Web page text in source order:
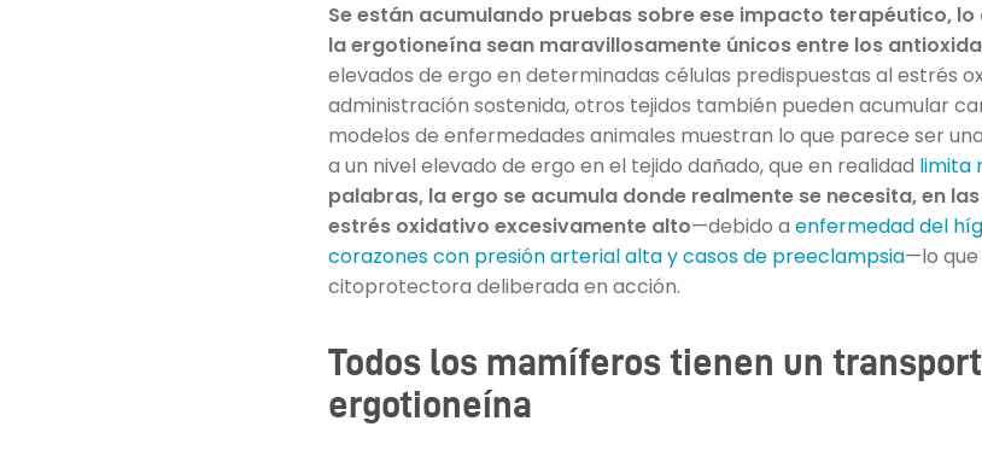
Se están acumulando pruebas sobre ese impacto terapéutico,
la ergotioneína sean maravillosamente únicos entre los
elevados de ergo en determinadas células predispuestas al estrés
administración sostenida, otros tejidos también pueden acumular
modelos de enfermedades animales muestran lo que parece ser
a un nivel elevado de ergo en el tejido dañado, que en realidad limita
palabras, la ergo se acumula donde realmente se necesita, en
estrés oxidativo excesivamente alto—debido a enfermedad del
corazones con presión arterial alta y casos de preeclampsia—lo
citoprotectora deliberada en acción.
Todos los mamíferos tienen un
ergotioneína